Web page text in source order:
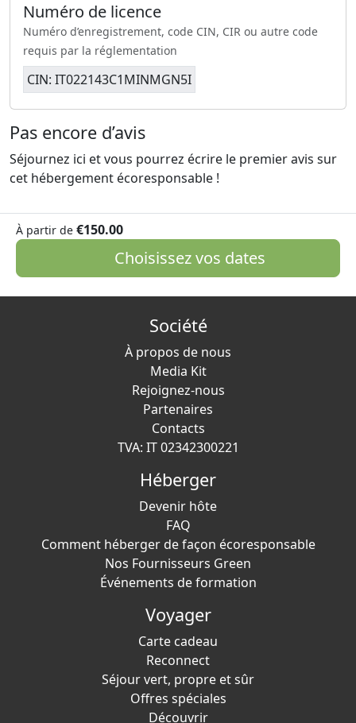
Numéro de licence
Numéro d’enregistrement, code CIN, CIR ou autre code
requis par la réglementation
CIN: IT022143C1MINMGN5I
Pas encore d’avis
Séjournez ici et vous pourrez écrire le premier avis sur
cet hébergement écoresponsable !
À partir de €150.00
Choisissez vos dates
Société
À propos de nous
Media Kit
Rejoignez-nous
Partenaires
Contacts
TVA: IT 02342300221
Héberger
Devenir hôte
FAQ
Comment héberger de façon écoresponsable
Nos Fournisseurs Green
Événements de formation
Voyager
Carte cadeau
Reconnect
Séjour vert, propre et sûr
Offres spéciales
Découvrir